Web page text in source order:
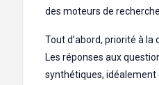
des moteurs de recherche.
Tout d’abord, priorité à la
Les réponses aux
synthétiques, idéalement